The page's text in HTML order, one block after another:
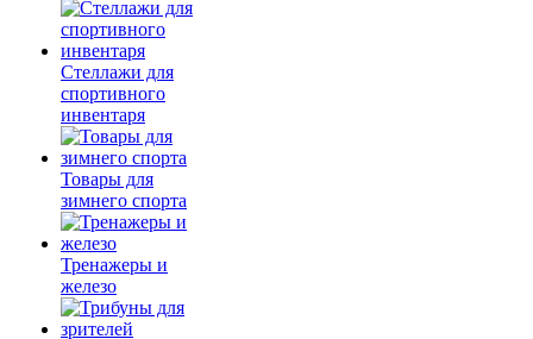
Стеллажи для
спортивного
инвентаря
Товары для
зимнего спорта
Тренажеры и
железо